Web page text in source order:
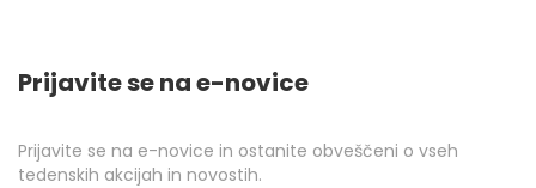
Prijavite se na e-novice
Prijavite se na e-novice in ostanite obveščeni o vseh
tedenskih akcijah in novostih.